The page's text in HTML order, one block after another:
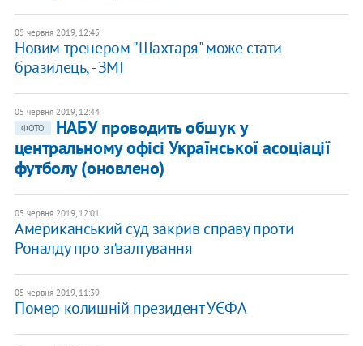
05 червня 2019, 12:45
Новим тренером "Шахтаря" може стати
бразилець, - ЗМІ
05 червня 2019, 12:44
ФОТО
НАБУ проводить обшук у
центральному офісі Української асоціації
футболу (оновлено)
05 червня 2019, 12:01
Американський суд закрив справу проти
Роналду про зґвалтування
05 червня 2019, 11:39
Помер колишній президент УЄФА